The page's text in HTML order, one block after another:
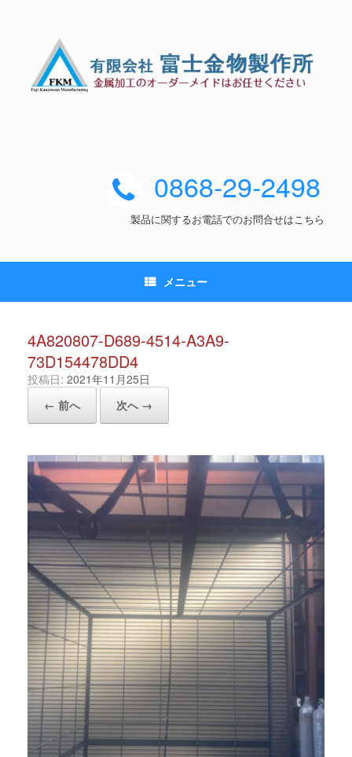
0868-29-2498
製品に関するお電話でのお問合せはこちら
メニュー
4A820807-D689-4514-A3A9-
73D154478DD4
投稿日: 2021年11月25日
← 前へ
次へ →